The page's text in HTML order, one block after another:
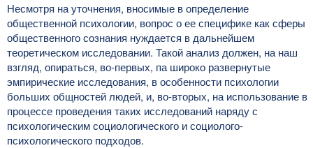
Несмотря на уточнения, вносимые в определение
общественной психологии, вопрос о ее специфике как сферы
общественного сознания нуждается в дальнейшем
теоретическом исследовании. Такой анализ должен, на наш
взгляд, опираться, во-первых, па широко развернутые
эмпирические исследования, в особенности психологии
больших общностей людей, и, во-вторых, на использование в
процессе проведения таких исследований наряду с
психологическим социологического и социолого-
психологического подходов.